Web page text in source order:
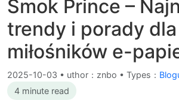
Smok Prince –
trendy i porady dla
miłośników e-
2025-10-03 • uthor：znbo • Types：
4 minute read